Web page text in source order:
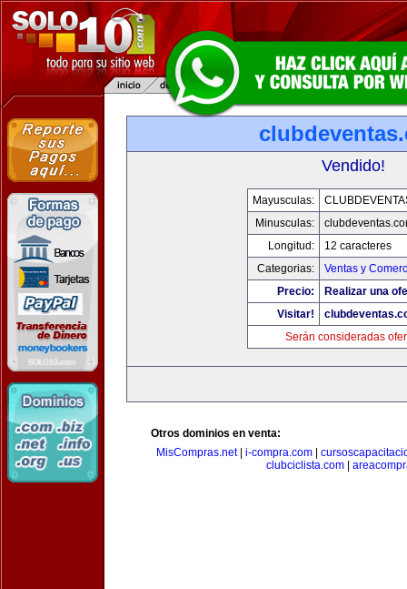
Vendido!
Mayusculas:
Minusculas:
Longitud:
12 caracteres
Categorias:
Ventas y
Precio:
Realizar una
Visitar!
Serán consideradas
Otros dominios en venta:
MisCompras.net| i-compra.com|
clubciclista.com|